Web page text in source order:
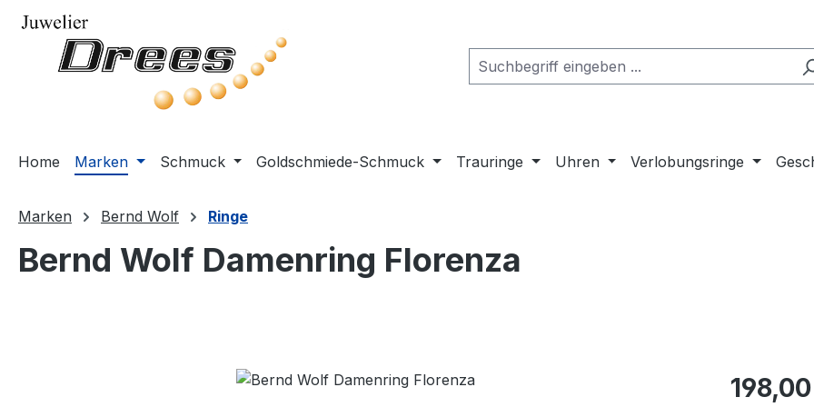
Hauptinhalt springen
Zur Suche springen
Zur Hauptnavigation springen
Home Marken Schmuck Goldschmiede-Schmuck Trauringe Uhren Verlobungsringe
Marken Bernd Wolf Ringe
Bernd Wolf Damenring Florenza
Regulärer